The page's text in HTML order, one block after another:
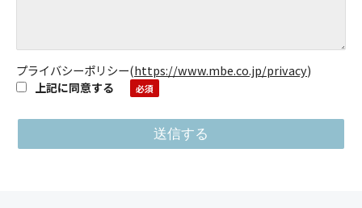
プライバシーポリシー(https://www.mbe.co.jp/privacy)
上記に同意する